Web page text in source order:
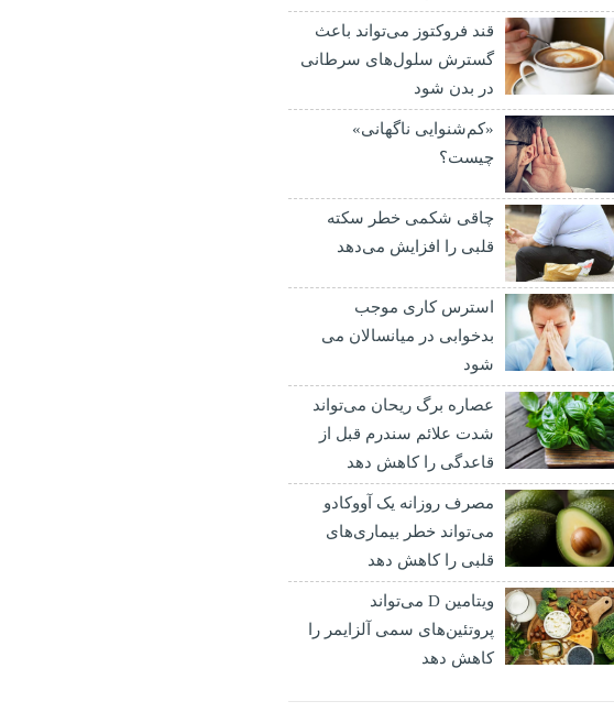
قند فروکتوز می‌تواند باعث
گسترش سلول‌های سرطانی
در بدن شود
«کم‌شنوایی ناگهانی»
چیست؟
چاقی شکمی خطر سکته
قلبی را افزایش می‌دهد
استرس کاری موجب
بدخوابی در میانسالان می
شود
عصاره برگ ریحان می‌تواند
شدت علائم سندرم قبل از
قاعدگی را کاهش دهد
مصرف روزانه یک آووکادو
می‌تواند خطر بیماری‌های
قلبی را کاهش دهد
ویتامین D می‌تواند
پروتئین‌های سمی آلزایمر را
کاهش دهد